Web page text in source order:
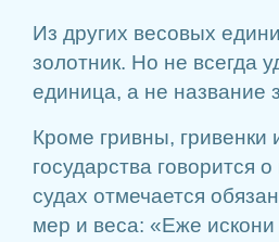
Из других весовых
золотник. Но не всегда
единица, а не название
Кроме гривны, гривенки
государства говорится
судах отмечается
мер и веса: «Еже